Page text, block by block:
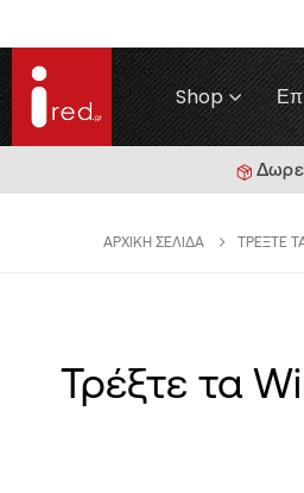
Shop
ΑΡΧΙΚΉ ΣΕΛΊΔΑ ΤΡΈΞΤΕ
Τρέξτε τα